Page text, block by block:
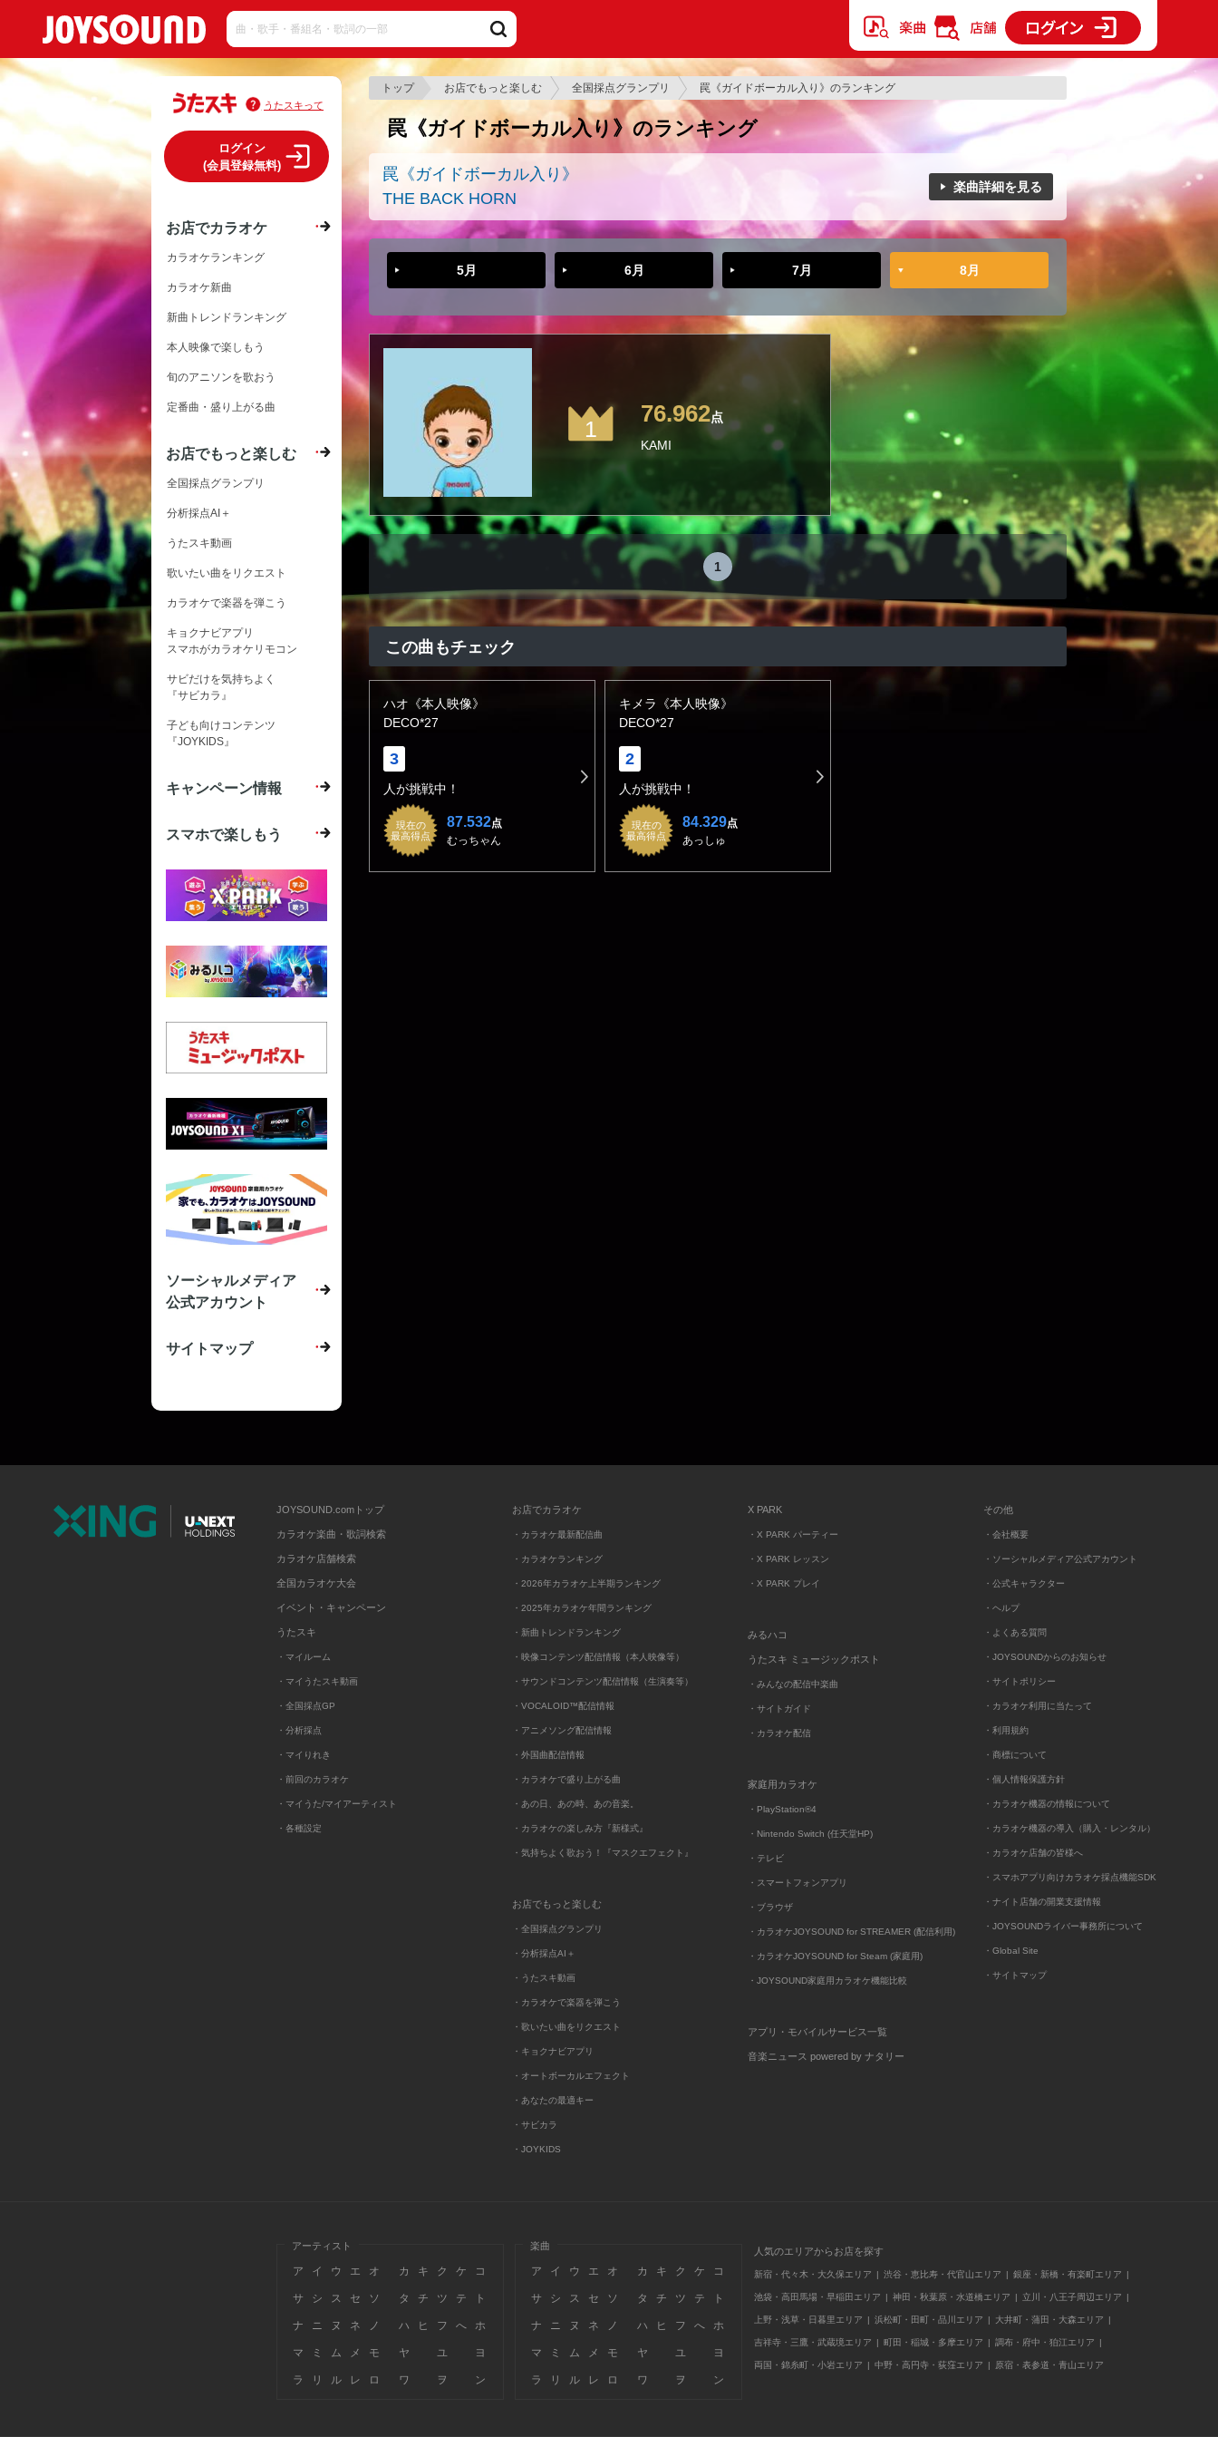
トップ お店でもっと楽しむ 全国採点グランプリ 罠《ガイドボーカル入り》のランキング
罠《ガイドボーカル入り》のランキング
罠《ガイドボーカル入り》
THE BACK HORN
楽曲詳細を見る
5月 6月 7月 8月
1
76.962点
KAMI
1
この曲もチェック
ハオ《本人映像》
DECO*27
3
人が挑戦中！
現在の
最高得点
87.532点
むっちゃん
キメラ《本人映像》
DECO*27
2
人が挑戦中！
現在の
最高得点
84.329点
あっしゅ
うたスキって
ログイン
(会員登録無料)
お店でカラオケ
カラオケランキング
カラオケ新曲
新曲トレンドランキング
本人映像で楽しもう
旬のアニソンを歌おう
定番曲・盛り上がる曲
お店でもっと楽しむ
全国採点グランプリ
分析採点AI＋
うたスキ動画
歌いたい曲をリクエスト
カラオケで楽器を弾こう
キョクナビアプリ
スマホがカラオケリモコン
サビだけを気持ちよく
『サビカラ』
子ども向けコンテンツ
『JOYKIDS』
キャンペーン情報
スマホで楽しもう
ソーシャルメディア
公式アカウント
サイトマップ
JOYSOUND.comトップ
カラオケ楽曲・歌詞検索
カラオケ店舗検索
全国カラオケ大会
イベント・キャンペーン
うたスキ
・マイルーム
・マイうたスキ動画
・全国採点GP
・分析採点
・マイりれき
・前回のカラオケ
・マイうた/マイアーティスト
・各種設定
お店でカラオケ
・カラオケ最新配信曲
・カラオケランキング
・2026年カラオケ上半期ランキング
・2025年カラオケ年間ランキング
・新曲トレンドランキング
・映像コンテンツ配信情報（本人映像等）
・サウンドコンテンツ配信情報（生演奏等）
・VOCALOID™配信情報
・アニメソング配信情報
・外国曲配信情報
・カラオケで盛り上がる曲
・あの日、あの時、あの音楽。
・カラオケの楽しみ方『新様式』
・気持ちよく歌おう！『マスクエフェクト』
お店でもっと楽しむ
・全国採点グランプリ
・分析採点AI＋
・うたスキ動画
・カラオケで楽器を弾こう
・歌いたい曲をリクエスト
・キョクナビアプリ
・オートボーカルエフェクト
・あなたの最適キー
・サビカラ
・JOYKIDS
X PARK
・X PARK パーティー
・X PARK レッスン
・X PARK プレイ
みるハコ
うたスキ ミュージックポスト
・みんなの配信中楽曲
・サイトガイド
・カラオケ配信
家庭用カラオケ
・PlayStation®4
・Nintendo Switch (任天堂HP)
・テレビ
・スマートフォンアプリ
・ブラウザ
・カラオケJOYSOUND for STREAMER (配信利用)
・カラオケJOYSOUND for Steam (家庭用)
・JOYSOUND家庭用カラオケ機能比較
アプリ・モバイルサービス一覧
音楽ニュース powered by ナタリー
その他
・会社概要
・ソーシャルメディア公式アカウント
・公式キャラクター
・ヘルプ
・よくある質問
・JOYSOUNDからのお知らせ
・サイトポリシー
・カラオケ利用に当たって
・利用規約
・商標について
・個人情報保護方針
・カラオケ機器の情報について
・カラオケ機器の導入（購入・レンタル）
・カラオケ店舗の皆様へ
・スマホアプリ向けカラオケ採点機能SDK
・ナイト店舗の開業支援情報
・JOYSOUNDライバー事務所について
・Global Site
・サイトマップ
アーティスト
ア イ ウ エ オ カ キ ク ケ コ
サ シ ス セ ソ タ チ ツ テ ト
ナ ニ ヌ ネ ノ ハ ヒ フ へ ホ
マ ミ ム メ モ ヤ ユ ヨ
ラ リ ル レ ロ ワ ヲ ン
楽曲
ア イ ウ エ オ カ キ ク ケ コ
サ シ ス セ ソ タ チ ツ テ ト
ナ ニ ヌ ネ ノ ハ ヒ フ へ ホ
マ ミ ム メ モ ヤ ユ ヨ
ラ リ ル レ ロ ワ ヲ ン
人気のエリアからお店を探す
新宿・代々木・大久保エリア 渋谷・恵比寿・代官山エリア 銀座・新橋・有楽町エリア
池袋・高田馬場・早稲田エリア 神田・秋葉原・水道橋エリア 立川・八王子周辺エリア
上野・浅草・日暮里エリア 浜松町・田町・品川エリア 大井町・蒲田・大森エリア
吉祥寺・三鷹・武蔵境エリア 町田・稲城・多摩エリア 調布・府中・狛江エリア
両国・錦糸町・小岩エリア 中野・高円寺・荻窪エリア 原宿・表参道・青山エリア